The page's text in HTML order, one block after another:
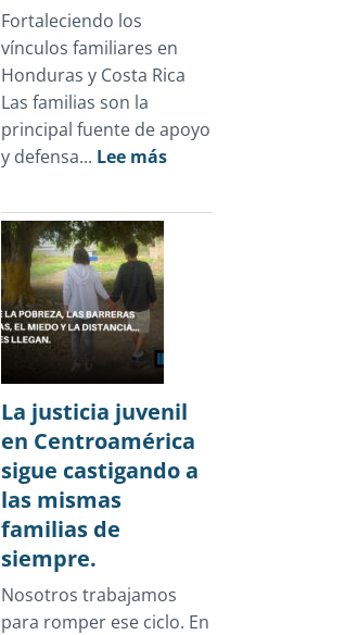
Fortaleciendo los
vínculos familiares en
Honduras y Costa Rica
Las familias son la
principal fuente de apoyo
y defensa... Lee más:
Enero–
La justicia juvenil
en Centroamérica
sigue castigando a
las mismas
familias de
siempre.
Nosotros trabajamos
para romper ese ciclo. En